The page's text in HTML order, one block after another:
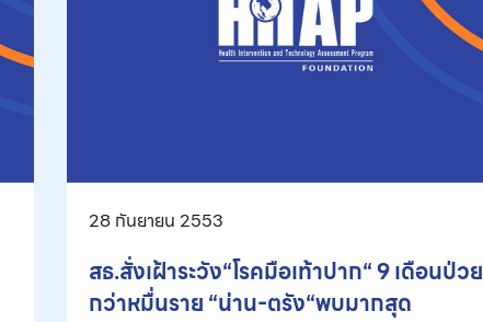
28 กันยายน 2553
สธ.สั่งเฝ้าระวัง“โรคมือเท้าปาก“ 9 เดือนป่วย
กว่าหมื่นราย “น่าน-ตรัง“พบมากสุด